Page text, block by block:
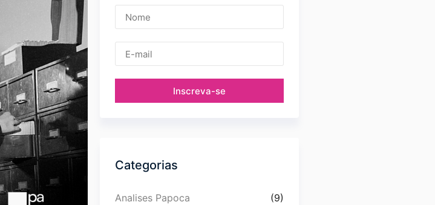
Inscreva-se
Categorias
Analises Papoca (9)